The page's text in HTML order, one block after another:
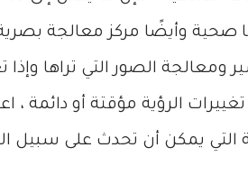
صحية وأيضًا مركز معالجة
الصور التي تراها
الرؤية مؤقتة أو دائمة ،
التي يمكن أن تحدث على